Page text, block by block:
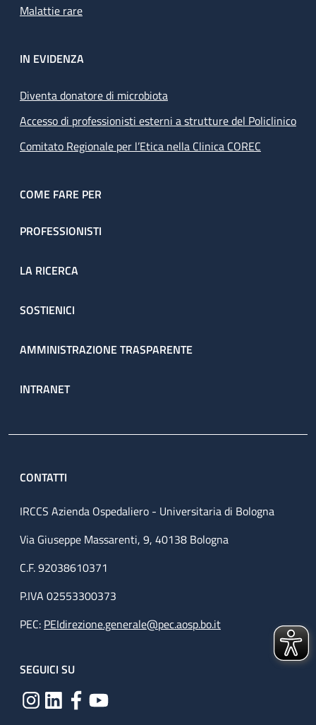
Malattie rare
IN EVIDENZA
Diventa donatore di microbiota
Accesso di professionisti esterni a strutture del Policlinico
Comitato Regionale per l’Etica nella Clinica COREC
COME FARE PER
PROFESSIONISTI
LA RICERCA
SOSTIENICI
AMMINISTRAZIONE TRASPARENTE
INTRANET
CONTATTI
IRCCS Azienda Ospedaliero - Universitaria di Bologna
Via Giuseppe Massarenti, 9, 40138 Bologna
C.F. 92038610371
P.IVA 02553300373
PEC: PEIdirezione.generale@pec.aosp.bo.it
SEGUICI SU